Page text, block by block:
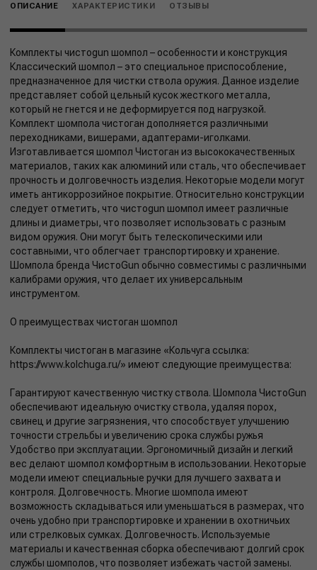
ОПИСАНИЕ ХАРАКТЕРИСТИКИ ОТЗЫВЫ
Комплекты чистоgun шомпол – особенности и конструкция
Классический шомпол – это специальное приспособление,
предназначенное для чистки ствола оружия. Данное изделие
представляет собой цельный кусок жесткого металла,
который не гнется и не деформируется под нагрузкой.
Комплект шомпола чистоган дополняется различными
переходниками, вишерами, адаптерами-иголками.
Изготавливается шомпол Чистоган из высококачественных
материалов, таких как алюминий или сталь, что обеспечивает
прочность и долговечность изделия. Некоторые модели могут
иметь антикоррозийное покрытие. Относительно конструкции
следует отметить, что чистоgun шомпол имеет различные
длины и диаметры, что позволяет использовать с разным
видом оружия. Они могут быть телескопическими или
составными, что облегчает транспортировку и хранение.
Шомпола бренда ЧистоGun обычно совместимы с различными
калибрами оружия, что делает их универсальным
инструментом.
О преимуществах чистоган шомпол
Комплекты чистоган в магазине «Кольчуга ссылка:
https://www.kolchuga.ru/» имеют следующие преимущества:
Гарантируют качественную чистку ствола. Шомпола ЧистоGun
обеспечивают идеальную очистку ствола, удаляя порох,
свинец и другие загрязнения, что способствует улучшению
точности стрельбы и увеличению срока службы ружья
Удобство при эксплуатации. Эргономичный дизайн и легкий
вес делают шомпол комфортным в использовании. Некоторые
модели имеют специальные ручки для лучшего захвата и
контроля. Долговечность. Многие шомпола имеют
возможность складываться или уменьшаться в размерах, что
очень удобно при транспортировке и хранении в охотничьих
или стрелковых сумках. Долговечность. Используемые
материалы и качественная сборка обеспечивают долгий срок
службы шомполов, что позволяет избежать частой замены.